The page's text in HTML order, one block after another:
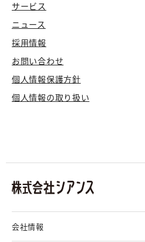
サービス
ニュース
採用情報
お問い合わせ
個人情報保護方針
個人情報の取り扱い
会社情報